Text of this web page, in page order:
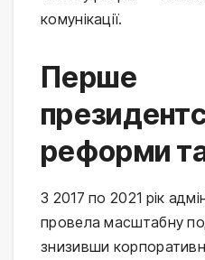
комунікації.
Перше
реформи
З 2017 по 2021 рік
провела масштабну
знизивши